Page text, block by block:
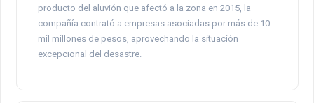
producto del aluvión que afectó a la zona en 2015, la
compañía contrató a empresas asociadas por más de 10
mil millones de pesos, aprovechando la situación
excepcional del desastre.